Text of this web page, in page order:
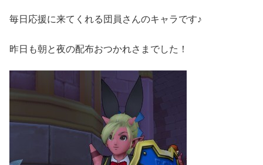
毎日応援に来てくれる団員さんのキャラです♪
昨日も朝と夜の配布おつかれさまでした！